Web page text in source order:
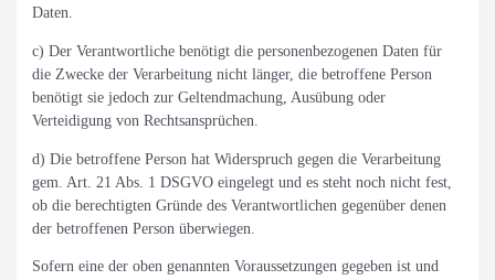
Daten.
c) Der Verantwortliche benötigt die personenbezogenen Daten für
die Zwecke der Verarbeitung nicht länger, die betroffene Person
benötigt sie jedoch zur Geltendmachung, Ausübung oder
Verteidigung von Rechtsansprüchen.
d) Die betroffene Person hat Widerspruch gegen die Verarbeitung
gem. Art. 21 Abs. 1 DSGVO eingelegt und es steht noch nicht fest,
ob die berechtigten Gründe des Verantwortlichen gegenüber denen
der betroffenen Person überwiegen.
Sofern eine der oben genannten Voraussetzungen gegeben ist und